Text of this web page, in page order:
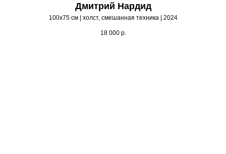
Дмитрий Нардид
100х75 см | холст, смешанная техника | 2024
18 000 р.